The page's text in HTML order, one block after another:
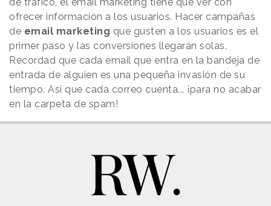
ofrecer información a los usuarios. Hacer campañas
de email marketing que gusten a los usuarios es el
primer paso y las conversiones llegarán solas.
Recordad que cada email que entra en la bandeja de
entrada de alguien es una pequeña invasión de su
tiempo. Así que cada correo cuenta... ¡para no acabar
en la carpeta de spam!